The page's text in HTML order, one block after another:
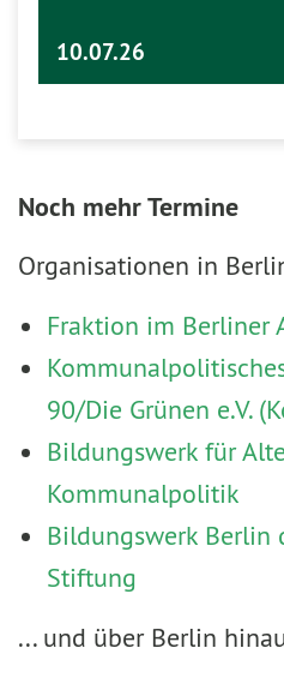
10.07.26
Noch mehr Termine
Organisationen in
Fraktion im Berliner
90/Die Grünen e.V.
Bildungswerk für
Kommunalpolitik
Bildungswerk Berlin
Stiftung
... und über Berlin